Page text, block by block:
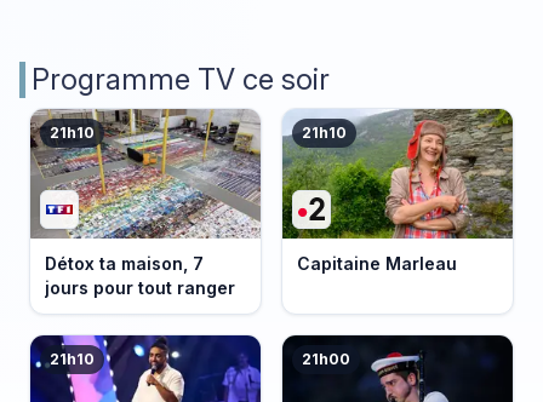
Programme TV ce soir
21h10
Détox ta maison, 7
jours pour tout ranger
21h10
Capitaine Marleau
21h10 21h00